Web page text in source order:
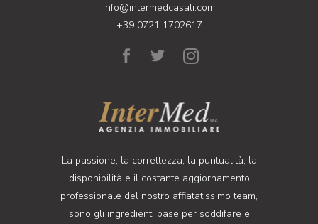
info@intermedcasali.com
+39 0721 1702617
La passione, la correttezza, la puntualità, la
disponibilità e il costante aggiornamento
professionale del nostro affiatatissimo team,
sono gli ingredienti base per soddifare e